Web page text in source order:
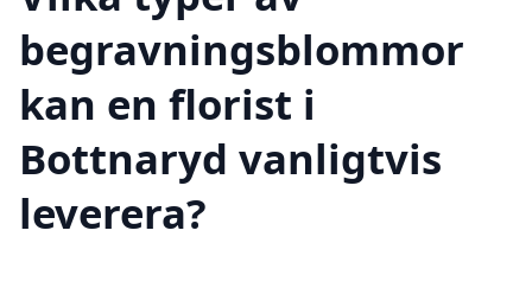
begravningsblommor
kan en florist i
Bottnaryd vanligtvis
leverera?